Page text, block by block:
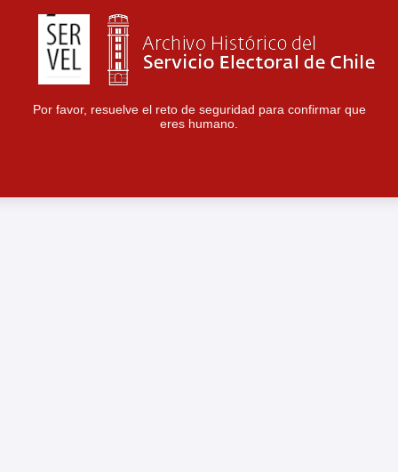
Por favor, resuelve el reto de seguridad para confirmar que
eres humano.